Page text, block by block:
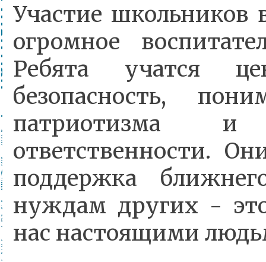
Участие школьников
огромное
Ребята учатся
безопасность,
патриотизма и
ответственности.
поддержка
нуждам других -
нас настоящими